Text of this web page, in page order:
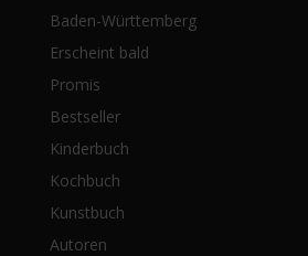
Erscheint bald
Bestseller
Baden-Württemberg
Promis
Kinderbuch
Kochbuch
Kunstbuch
Autoren